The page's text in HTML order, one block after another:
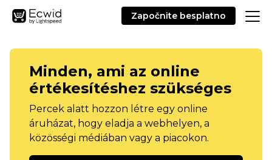
Započnite besplatno
Minden, ami az online
értékesítéshez szükséges
Percek alatt hozzon létre egy online
áruházat, hogy eladja a webhelyen, a
közösségi médiában vagy a piacokon.